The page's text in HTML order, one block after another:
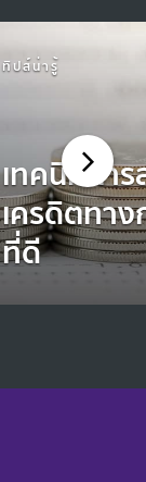
ทิปส์น่ารู้
เทคนิคการ
เครดิตทาง
ที่ดี